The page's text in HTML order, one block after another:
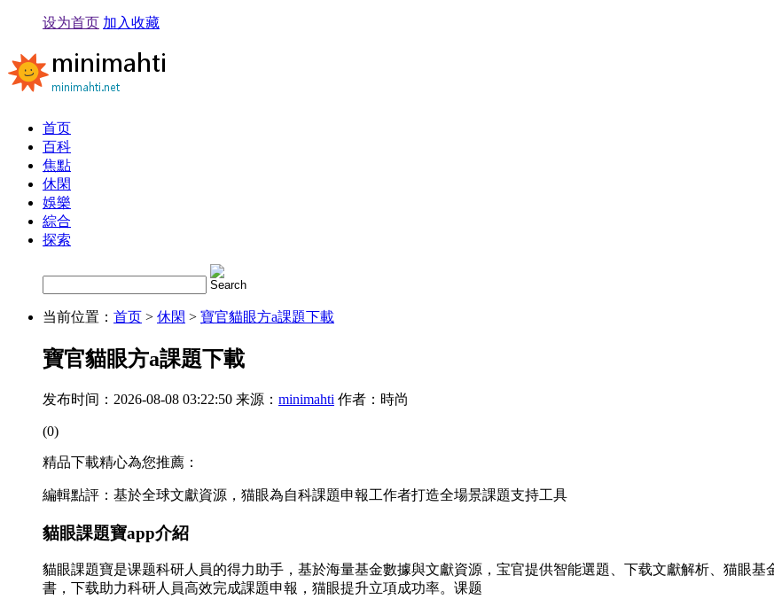
设为首页 加入收藏
首页
百科
焦點
休閑
娛樂
綜合
探索
当前位置： 首页 > 休閑 > 寶官貓眼方a課題下載
寶官貓眼方a課題下載
发布时间：2026-08-08 03:22:50 来源： minimahti 作者：時尚
(0)
精品下載精心為您推薦：
編輯點評：基於全球文獻資源，猫眼為自科課題申報工作者打造全場景課題支持工具
貓眼課題寶app介紹
貓眼課題寶是课题科研人員的得力助手，基於海量基金數據與文獻資源，宝官提供智能選題、下载文獻解析、猫眼基
書，下载助力科研人員高效完成課題申報，猫眼提升立項成功率。课题